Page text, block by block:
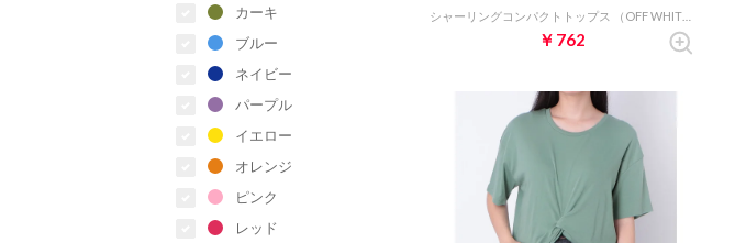
カーキ
ブルー
ネイビー
パープル
イエロー
オレンジ
ピンク
レッド
￥762